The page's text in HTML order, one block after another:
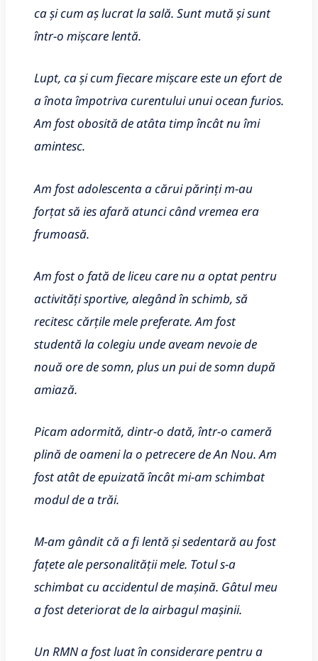
ca și cum aș lucrat la sală. Sunt mută și sunt
într-o mișcare lentă.
Lupt, ca și cum fiecare mișcare este un efort de
a înota împotriva curentului unui ocean furios.
Am fost obosită de atâta timp încât nu îmi
amintesc.
Am fost adolescenta a cărui părinți m-au
forțat să ies afară atunci când vremea era
frumoasă.
Am fost o fată de liceu care nu a optat pentru
activități sportive, alegând în schimb, să
recitesc cărțile mele preferate. Am fost
studentă la colegiu unde aveam nevoie de
nouă ore de somn, plus un pui de somn după
amiază.
Picam adormită, dintr-o dată, într-o cameră
plină de oameni la o petrecere de An Nou. Am
fost atât de epuizată încât mi-am schimbat
modul de a trăi.
M-am gândit că a fi lentă și sedentară au fost
fațete ale personalității mele. Totul s-a
schimbat cu accidentul de mașină. Gâtul meu
a fost deteriorat de la airbagul mașinii.
Un RMN a fost luat în considerare pentru a